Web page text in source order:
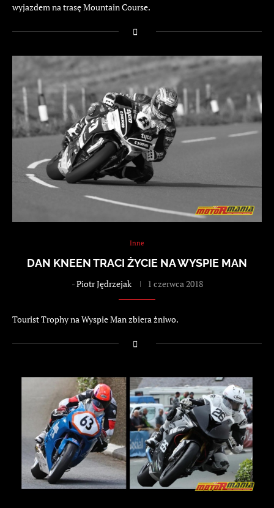
wyjazdem na trasę Mountain Course.
Inne
DAN KNEEN TRACI ŻYCIE NA WYSPIE MAN
-Piotr Jędrzejak 1 czerwca 2018
Tourist Trophy na Wyspie Man zbiera żniwo.